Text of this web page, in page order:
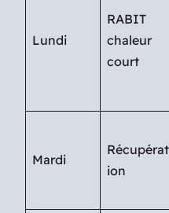
Lundi
RABIT
chaleur
court
Mardi
Récupérat
ion